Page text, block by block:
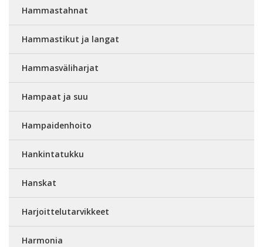
Hammastahnat
Hammastikut ja langat
Hammasväliharjat
Hampaat ja suu
Hampaidenhoito
Hankintatukku
Hanskat
Harjoittelutarvikkeet
Harmonia